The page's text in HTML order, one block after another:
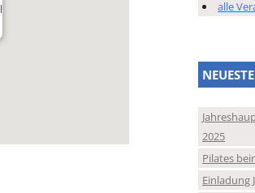
alle
2025
Pilates
Einladung